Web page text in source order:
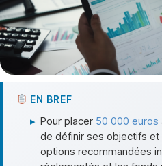
EN BREF
▸ Pour placer 50 000 euros
de définir ses objectifs et
options recommandées